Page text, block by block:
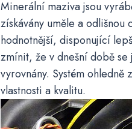
Minerální maziva jsou
získávány uměle a odlišnou
hodnotnější, disponující
zmínit, že v dnešní době
vyrovnány. Systém
vlastnosti a kvalitu.